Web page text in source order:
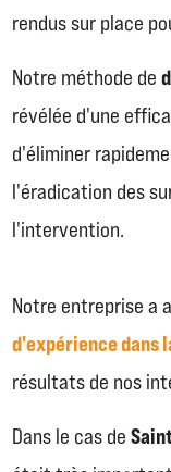
rendus sur place
Notre méthode de
révélée d'une
d'éliminer
l'éradication des
l'intervention.
Notre entreprise a
d'expérience dans
résultats de nos
Dans le cas de